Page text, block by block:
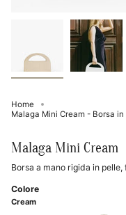
Home
Malaga Mini Cream - Borsa
Malaga Mini Cream
Borsa a mano rigida in
Colore
Cream